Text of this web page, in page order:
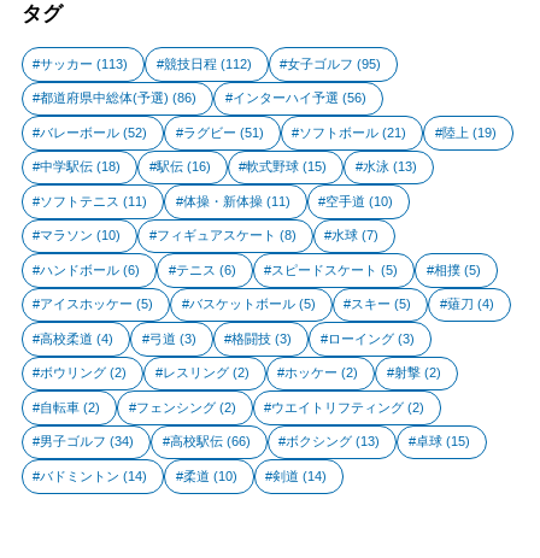
タグ
サッカー (113) 競技日程 (112) 女子ゴルフ (95)
都道府県中総体(予選) (86) インターハイ予選 (56)
バレーボール (52) ラグビー (51) ソフトボール (21) 陸上 (19)
中学駅伝 (18) 駅伝(16) 軟式野球 (15) 水泳 (13)
ソフトテニス (11) 体操・新体操(11) 空手道 (10)
マラソン (10) フィギュアスケート (8) 水球 (7)
ハンドボール (6) テニス (6) スピードスケート (5) 相撲(5)
アイスホッケー (5) バスケットボール(5) スキー (5) 薙刀 (4)
高校柔道 (4) 弓道 (3) 格闘技 (3) ローイング(3)
ボウリング (2) レスリング(2) ホッケー (2) 射撃(2)
自転車 (2) フェンシング(2) ウエイトリフティング (2)
男子ゴルフ (34) 高校駅伝(66) ボクシング (13) 卓球(15)
バドミントン (14) 柔道 (10) 剣道 (14)